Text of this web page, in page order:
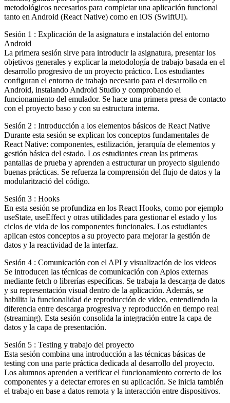
metodológicos necesarios para completar una aplicación funcional
tanto en Android (React Native) como en iOS (SwiftUI).
Sesión 1 : Explicación de la asignatura e instalación del entorno
Android
La primera sesión sirve para introducir la asignatura, presentar los
objetivos generales y explicar la metodología de trabajo basada en el
desarrollo progresivo de un proyecto práctico. Los estudiantes
configuran el entorno de trabajo necesario para el desarrollo en
Android, instalando Android Studio y comprobando el
funcionamiento del emulador. Se hace una primera presa de contacto
con el proyecto baso y con su estructura interna.
Sesión 2 : Introducción a los elementos básicos de React Native
Durante esta sesión se explican los conceptos fundamentales de
React Native: componentes, estilización, jerarquía de elementos y
gestión básica del estado. Los estudiantes crean las primeras
pantallas de prueba y aprenden a estructurar un proyecto siguiendo
buenas prácticas. Se refuerza la comprensión del flujo de datos y la
modularització del código.
Sesión 3 : Hooks
En esta sesión se profundiza en los React Hooks, como por ejemplo
useState, useEffect y otras utilidades para gestionar el estado y los
ciclos de vida de los componentes funcionales. Los estudiantes
aplican estos conceptos a su proyecto para mejorar la gestión de
datos y la reactividad de la interfaz.
Sesión 4 : Comunicación con el API y visualización de los videos
Se introducen las técnicas de comunicación con Apios externas
mediante fetch o librerías específicas. Se trabaja la descarga de datos
y su representación visual dentro de la aplicación. Además, se
habilita la funcionalidad de reproducción de video, entendiendo la
diferencia entre descarga progresiva y reproducción en tiempo real
(streaming). Esta sesión consolida la integración entre la capa de
datos y la capa de presentación.
Sesión 5 : Testing y trabajo del proyecto
Esta sesión combina una introducción a las técnicas básicas de
testing con una parte práctica dedicada al desarrollo del proyecto.
Los alumnos aprenden a verificar el funcionamiento correcto de los
componentes y a detectar errores en su aplicación. Se inicia también
el trabajo en base a datos remota y la interacción entre dispositivos.